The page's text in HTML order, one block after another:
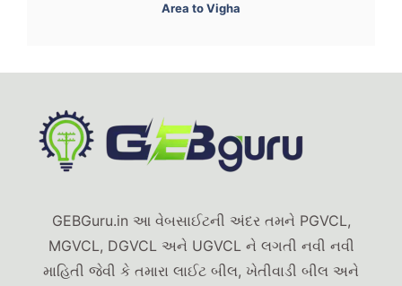
Area to Vigha
GEBGuru.in આ વેબસાઈટની અંદર તમને PGVCL,
MGVCL, DGVCL અને UGVCL ને લગતી નવી નવી
માહિતી જેવી કે તમારા લાઈટ બીલ, ખેતીવાડી બીલ અને